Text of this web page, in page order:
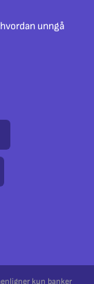
unngå
kun banker